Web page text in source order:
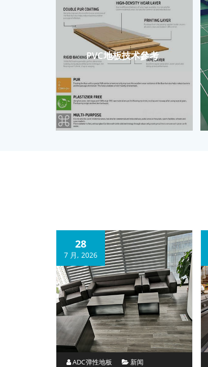
PVC地板技术參考
28
7 月, 2026
ADC弹性地板 新闻